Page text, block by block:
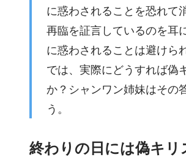
に惑わされることを恐れて
再臨を証言しているのを耳
に惑わされることは避けら
では、実際にどうすれば偽
か？シャンワン姉妹はその
う。
終わりの日には偽キ